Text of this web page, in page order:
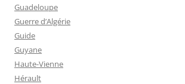
Guadeloupe
Guerre d’Algérie
Guide
Guyane
Haute-Vienne
Hérault